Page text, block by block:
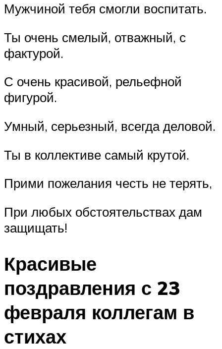
Мужчиной тебя смогли воспитать.
Ты очень смелый, отважный, с
фактурой.
С очень красивой, рельефной
фигурой.
Умный, серьезный, всегда деловой.
Ты в коллективе самый крутой.
Прими пожелания честь не терять,
При любых обстоятельствах дам
защищать!
Красивые
поздравления с 23
февраля коллегам в
стихах